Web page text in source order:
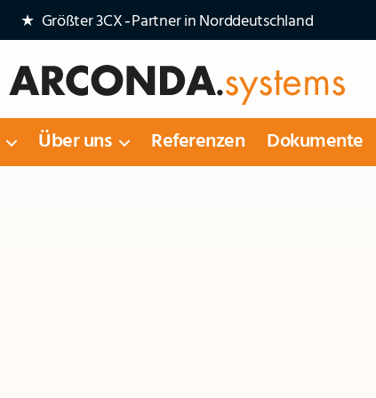
★ Größter 3CX‑Partner in Norddeutschland
Arconda
Systems
AG Über uns Referenzen Dokumente